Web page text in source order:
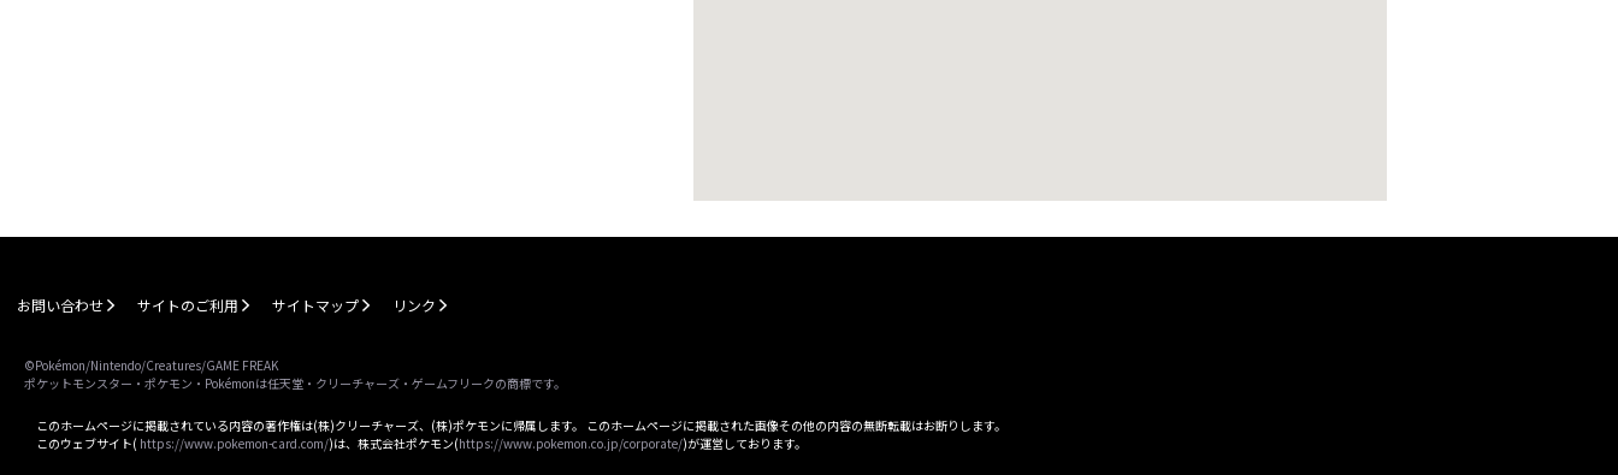
お問い合わせ サイトのご利用 サイトマップ リンク
©Pokémon/Nintendo/Creatures/GAME FREAK
ポケットモンスター・ポケモン・Pokémonは任天堂・クリーチャーズ・ゲームフリークの商標です。
このホームページに掲載されている内容の著作権は(株)クリーチャーズ、(株)ポケモンに帰属します。 このホームページに掲載された画像その他の内容の無断転載はお断りします。
このウェブサイト( https://www.pokemon-card.com/)は、株式会社ポケモン(https://www.pokemon.co.jp/corporate/)が運営しております。